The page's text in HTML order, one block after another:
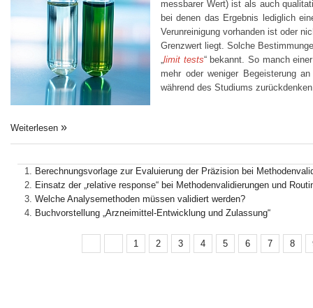
messbarer Wert) ist als auch
bei denen das Ergebnis lediglich
Verunreinigung vorhanden ist oder
Grenzwert liegt. Solche
„limit tests“ bekannt. So manch
mehr oder weniger Begeisterung
während des Studiums
Weiterlesen
Berechnungsvorlage zur Evaluierung der Präzision bei
Einsatz der „relative response“ bei Methodenvalidierungen und
Welche Analysemethoden müssen validiert werden?
Buchvorstellung „Arzneimittel-Entwicklung und Zulassung“
1 2 3 4 5 6 7 8